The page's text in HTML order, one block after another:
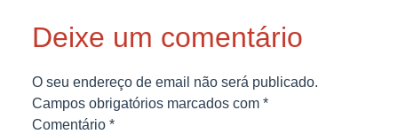
Deixe um comentário
O seu endereço de email não será publicado.
Campos obrigatórios marcados com *
Comentário *